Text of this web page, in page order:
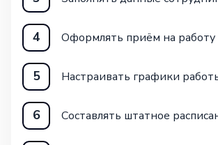
4 Оформлять приём на работу
5 Настраивать графики
6 Составлять штатное